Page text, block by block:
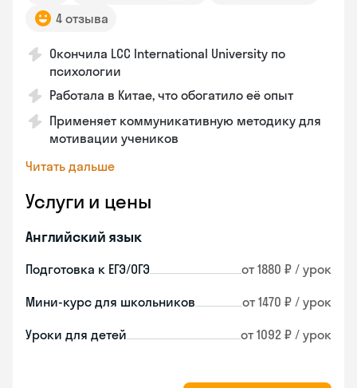
4 отзыва
Окончила LCC International University по
психологии
Работала в Китае, что обогатило её опыт
Применяет коммуникативную методику для
мотивации учеников
Читать дальше
Услуги и цены
Английский язык
Подготовка к ЕГЭ/ОГЭ от 1880 ₽ / урок
Мини-курс для школьников от 1470 ₽ / урок
Уроки для детей от 1092 ₽ / урок